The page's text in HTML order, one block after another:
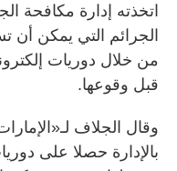
اتخذته إدارة مكافحة
الجرائم التي يمكن أن
من خلال دوريات
قبل وقوعها.
وقال الجلاف
بالإدارة حصلا على